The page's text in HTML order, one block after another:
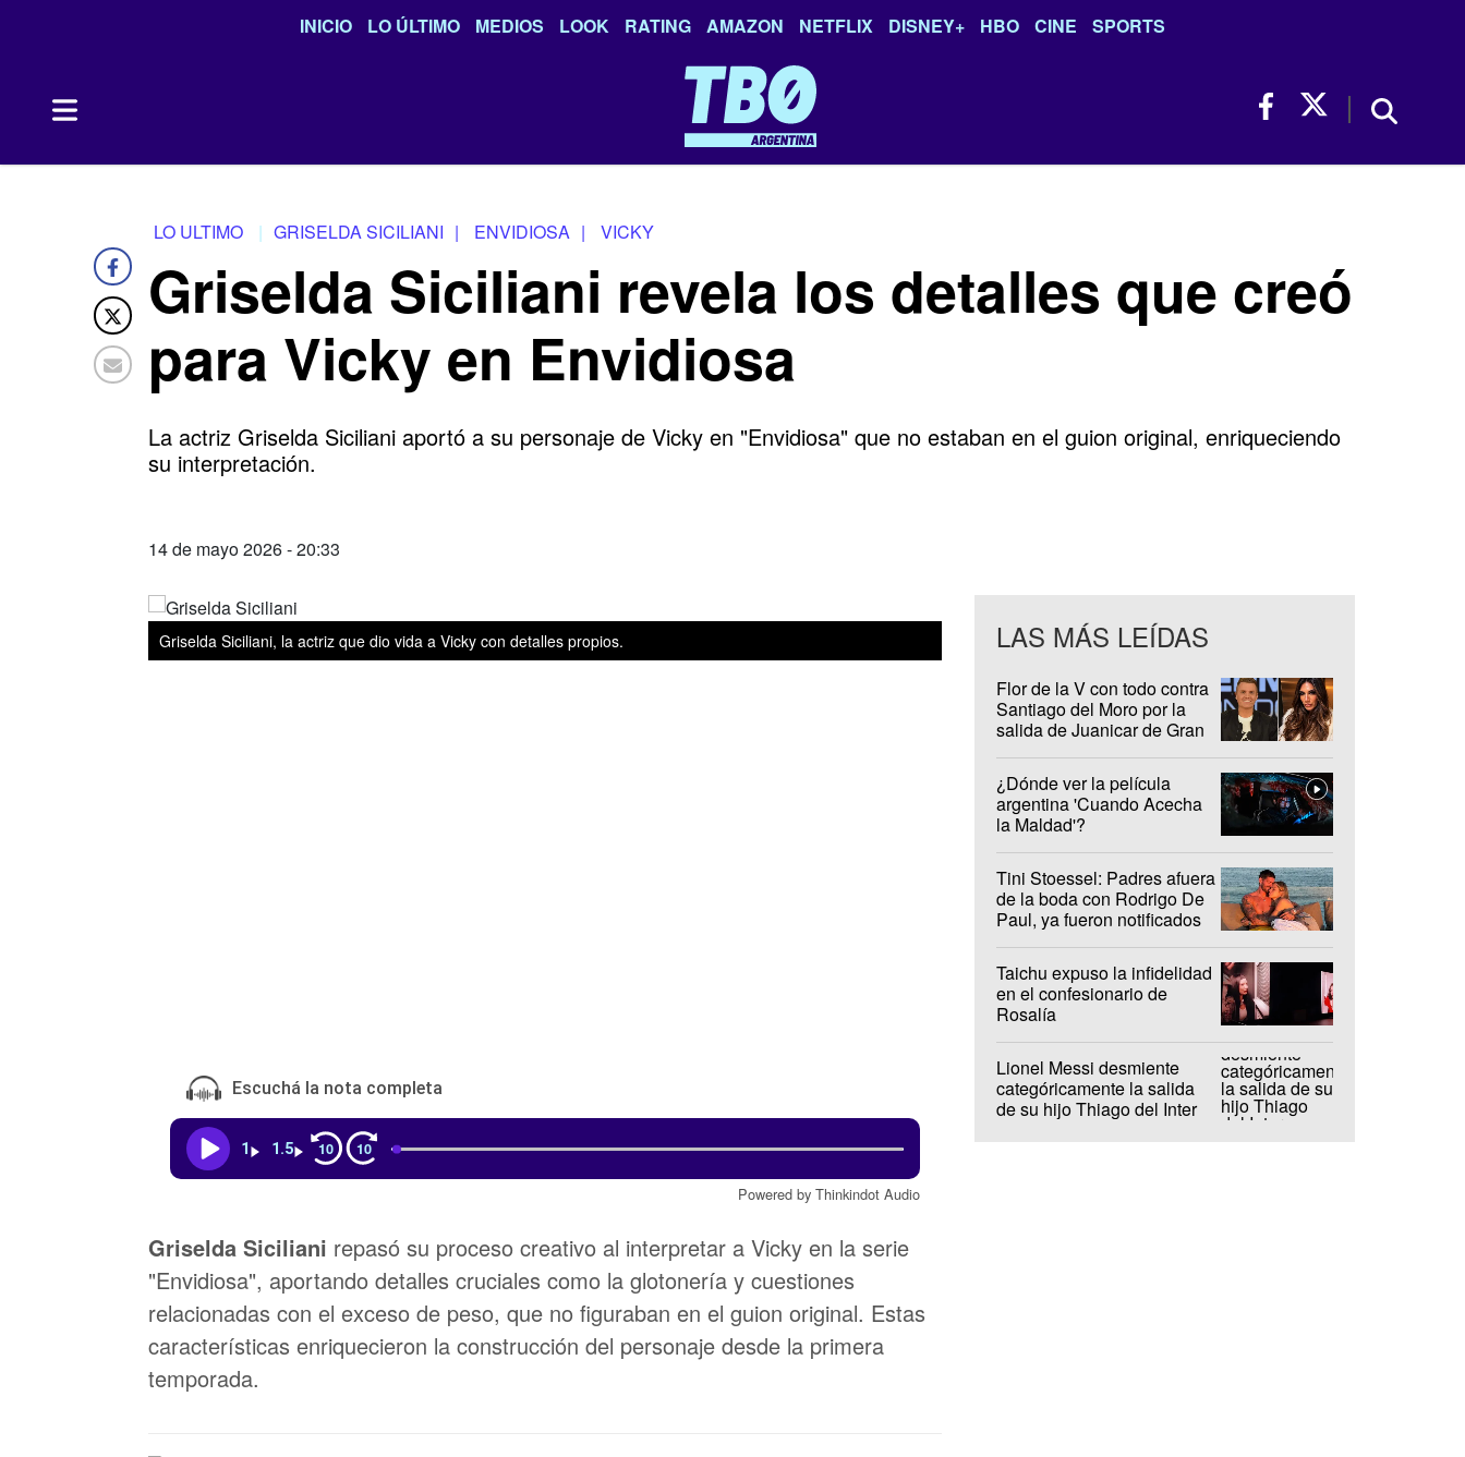
INICIO LO ÚLTIMO MEDIOS LOOK RATING AMAZON NETFLIX DISNEY+ HBO CINE SPORTS
LO ULTIMO GRISELDA SICILIANI | ENVIDIOSA | VICKY
Griselda Siciliani revela los detalles que creó
para Vicky en Envidiosa
La actriz Griselda Siciliani aportó a su personaje de Vicky en "Envidiosa" que no estaban en el guion original, enriqueciendo
su interpretación.
14 de mayo 2026 - 20:33
Griselda Siciliani, la actriz que dio vida a Vicky con detalles propios.
Escuchá la nota completa
1 1.5 10 10
Powered by Thinkindot Audio
Griselda Siciliani repasó su proceso creativo al interpretar a Vicky en la serie
"Envidiosa", aportando detalles cruciales como la glotonería y cuestiones
relacionadas con el exceso de peso, que no figuraban en el guion original. Estas
características enriquecieron la construcción del personaje desde la primera
temporada.
LAS MÁS LEÍDAS
Flor de la V con todo contra
Santiago del Moro por la
salida de Juanicar de Gran
¿Dónde ver la película
argentina 'Cuando Acecha
la Maldad'?
Tini Stoessel: Padres afuera
de la boda con Rodrigo De
Paul, ya fueron notificados
Taichu expuso la infidelidad
en el confesionario de
Rosalía
Lionel Messi desmiente
categóricamente la salida
de su hijo Thiago del Inter